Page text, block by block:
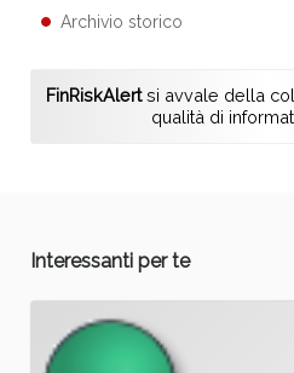
Archivio storico
FinRiskAlertsi avvale della
qualità di
Interessanti per te